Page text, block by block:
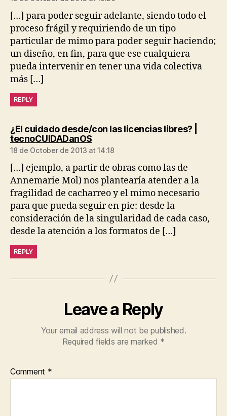
[…] para poder seguir adelante, siendo todo el
proceso frágil y requiriendo de un tipo
particular de mimo para poder seguir haciendo;
un diseño, en fin, para que ese cualquiera
pueda intervenir en tener una vida colectiva
más […]
REPLY
¿El cuidado desde/con las licencias libres? |
tecnoCUIDADanOSsays:
18 de October de 2013 at 14:18
[…] ejemplo, a partir de obras como las de
Annemarie Mol) nos plantearía atender a la
fragilidad de cacharreo y el mimo necesario
para que pueda seguir en pie: desde la
consideración de la singularidad de cada caso,
desde la atención a los formatos de […]
REPLY
Leave a Reply
Your email address will not be published.
Required fields are marked *
Comment *